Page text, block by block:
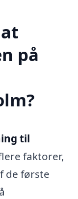
på
til
faktorer,
de første